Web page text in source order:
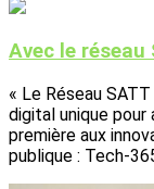
Avec le réseau
« Le Réseau
digital unique
première aux
publique : Tech-